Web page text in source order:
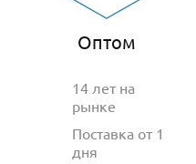
Оптом
14 лет на
рынке
Поставка от 1
дня